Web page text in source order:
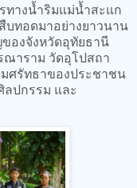
ทางน้ำริมแม่น้ำสะแก
บทอดมาอย่างยาวนาน
องจังหวัดอุทัยธานี
ณาราม วัดอุโปสถา
ศรัทธาของประชาชน
ลปกรรม และ